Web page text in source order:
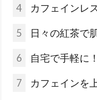
4 カフェインレ
5 日々の紅茶で
6 自宅で手軽に
7 カフェインを